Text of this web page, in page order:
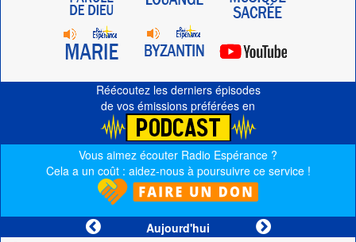
Réécoutez les derniers épisodes
de vos émissions préférées en
Vous aimez écouter Radio Espérance ?
Cela a un coût : aidez-nous à poursuivre ce service !
Aujourd'hui